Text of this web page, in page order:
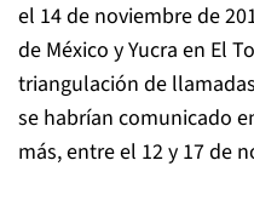
el 14 de noviembre de
de México y Yucra en El
triangulación de
se habrían comunicado
más, entre el 12 y 17 de